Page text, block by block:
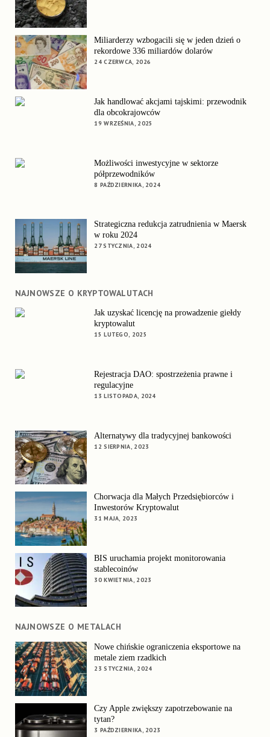
Miliarderzy wzbogacili się w jeden dzień o
rekordowe 336 miliardów dolarów
24 CZERWCA, 2026
Jak handlować akcjami tajskimi: przewodnik
dla obcokrajowców
19 WRZEŚNIA, 2025
Możliwości inwestycyjne w sektorze
półprzewodników
8 PAŹDZIERNIKA, 2024
Strategiczna redukcja zatrudnienia w Maersk
w roku 2024
27 STYCZNIA, 2024
NAJNOWSZE O KRYPTOWALUTACH
Jak uzyskać licencję na prowadzenie giełdy
kryptowalut
15 LUTEGO, 2025
Rejestracja DAO: spostrzeżenia prawne i
regulacyjne
13 LISTOPADA, 2024
Alternatywy dla tradycyjnej bankowości
12 SIERPNIA, 2023
Chorwacja dla Małych Przedsiębiorców i
Inwestorów Kryptowalut
31 MAJA, 2023
BIS uruchamia projekt monitorowania
stablecoinów
30 KWIETNIA, 2023
NAJNOWSZE O METALACH
Nowe chińskie ograniczenia eksportowe na
metale ziem rzadkich
23 STYCZNIA, 2024
Czy Apple zwiększy zapotrzebowanie na
tytan?
3 PAŹDZIERNIKA, 2023